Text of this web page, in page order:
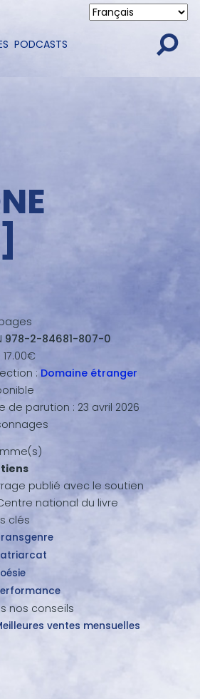
PODCASTS
978-2-84681-807-0
17.00€
: Domaine étranger
de parution : 23 avril 2026
publié avec le soutien
national du livre
clés
nos conseils
ventes mensuelles